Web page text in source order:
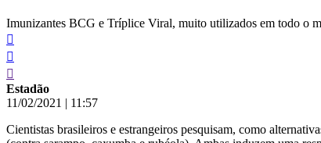
Imunizantes BCG e Tríplice Viral, muito utilizados em todo o
Estadão
11/02/2021 | 11:57
Cientistas brasileiros e estrangeiros pesquisam, como